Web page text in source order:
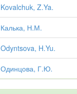
Kovalchuk, Z.Ya.
Калька, Н.М.
Odyntsova, H.Yu.
Одинцова, Г.Ю.